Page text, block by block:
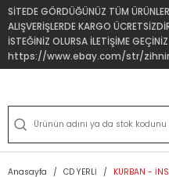
SİTEDE GÖRDÜĞÜNÜZ TÜM
ALIŞVERİŞLERDE KARGO
İSTEĞİNİZ OLURSA İLETİŞİME GEÇİNİZ.
https://www.ebay.com/str/
Anasayfa CD YERLİ KURBAN -